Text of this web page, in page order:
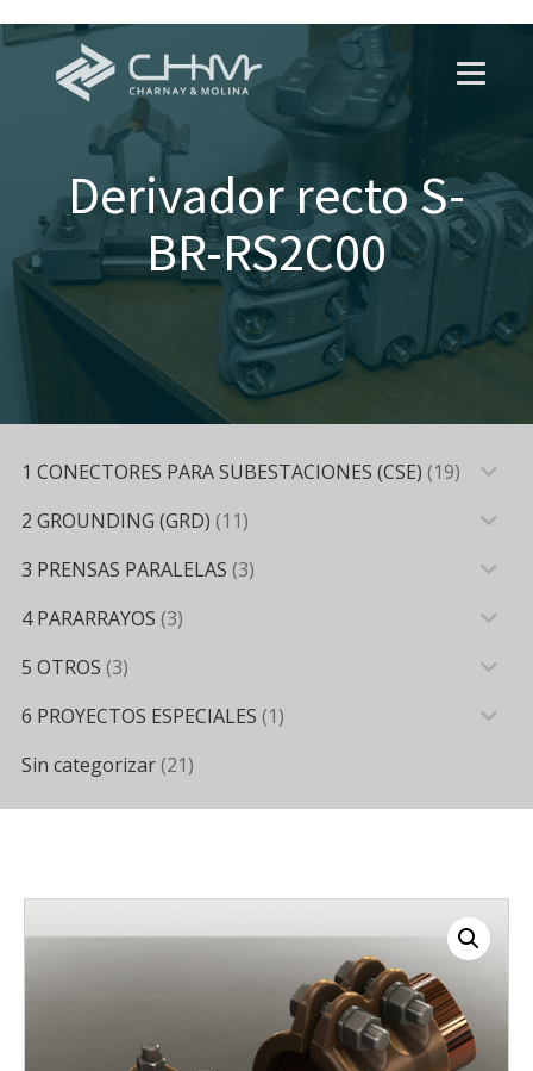
Derivador recto S-
BR-RS2C00
1 CONECTORES PARA SUBESTACIONES (CSE) (19)
2 GROUNDING (GRD) (11)
3 PRENSAS PARALELAS (3)
4 PARARRAYOS (3)
5 OTROS (3)
6 PROYECTOS ESPECIALES (1)
Sin categorizar(21)